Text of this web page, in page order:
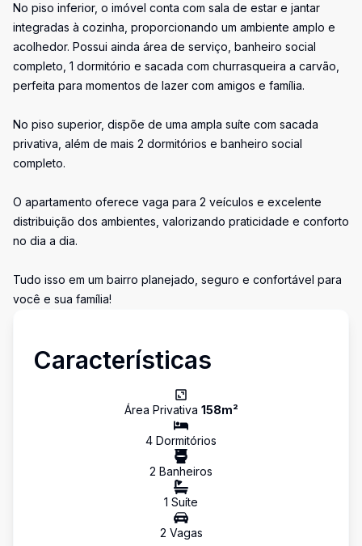
No piso inferior, o imóvel conta com sala de estar e jantar
integradas à cozinha, proporcionando um ambiente amplo e
acolhedor. Possui ainda área de serviço, banheiro social
completo, 1 dormitório e sacada com churrasqueira a carvão,
perfeita para momentos de lazer com amigos e família.
No piso superior, dispõe de uma ampla suíte com sacada
privativa, além de mais 2 dormitórios e banheiro social
completo.
O apartamento oferece vaga para 2 veículos e excelente
distribuição dos ambientes, valorizando praticidade e conforto
no dia a dia.
Tudo isso em um bairro planejado, seguro e confortável para
você e sua família!
Características
Área Privativa 158m²
4 Dormitórios
2 Banheiros
1 Suíte
2 Vagas